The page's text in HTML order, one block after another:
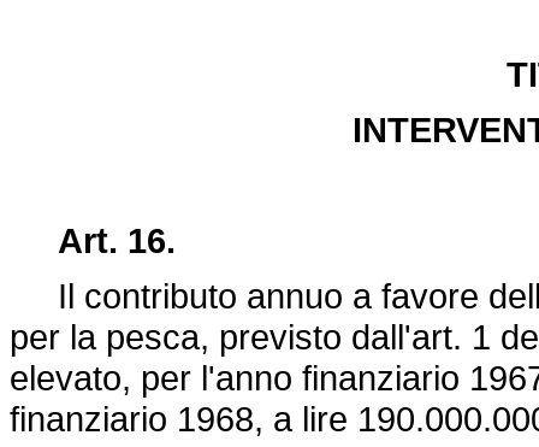
Art. 16.
Il contributo annuo a favore
per la pesca, previsto dall'art. 1
elevato, per l'anno finanziario
finanziario 1968, a lire